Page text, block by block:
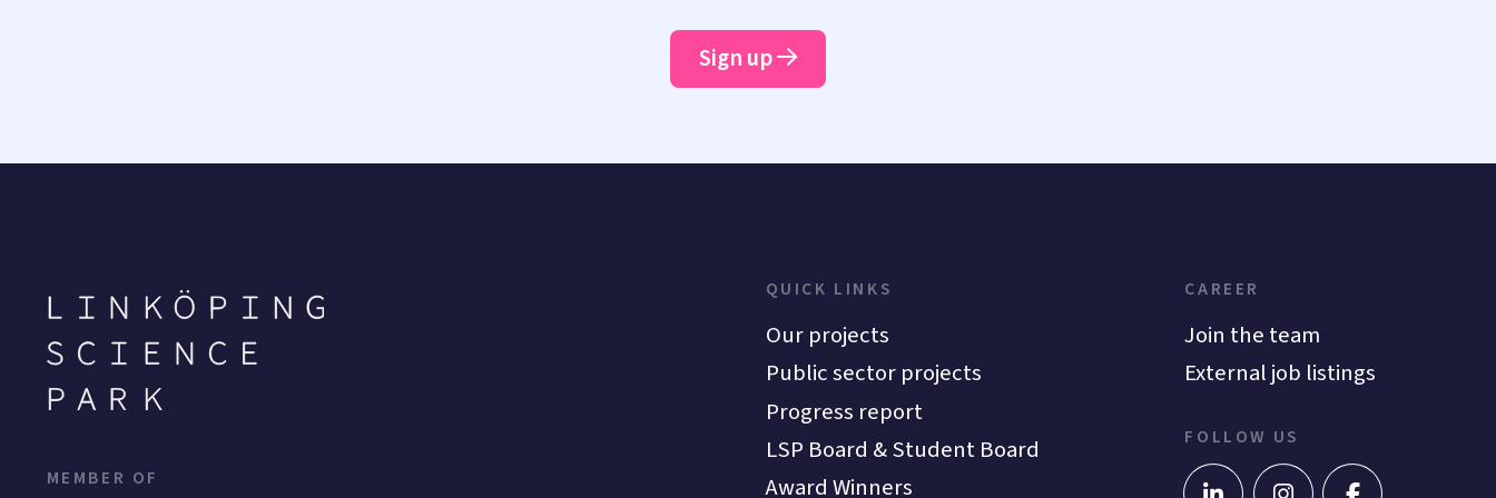
Sign up
MEMBER OF
QUICK LINKS
Our projects
Public sector projects
Progress report
LSP Board & Student Board
Award Winners
CAREER
Join the team
External job listings
FOLLOW US